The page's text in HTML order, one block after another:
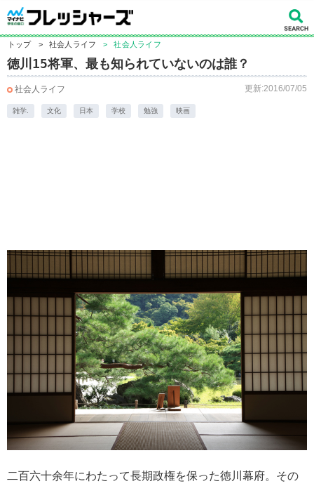
トップ > 社会人ライフ > 社会人ライフ
徳川15将軍、最も知られていないのは誰？
社会人ライフ 更新:2016/07/05
雑学. 文化 日本 学校 勉強 映画
二百六十余年にわたって長期政権を保った徳川幕府。その